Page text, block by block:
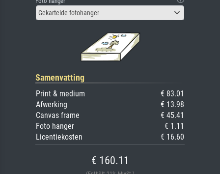
Gekartelde fotohanger
Samenvatting
Print & medium
€ 83.01
Afwerking
€ 13.98
Canvas frame
€ 45.41
Foto hanger
€ 1.11
Licentiekosten
€ 16.60
€ 160.11